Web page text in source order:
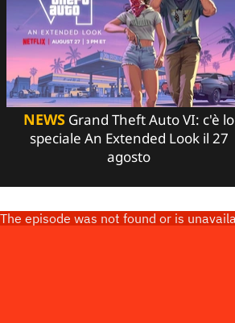
NEWS Grand Theft Auto VI: c'è lo
speciale An Extended Look il 27
agosto